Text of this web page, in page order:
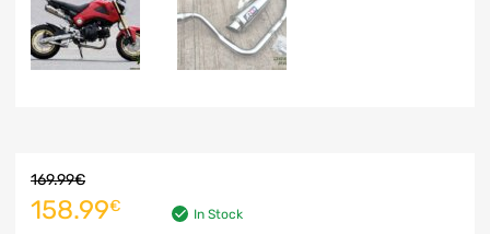
169.99€
158.99€ In Stock